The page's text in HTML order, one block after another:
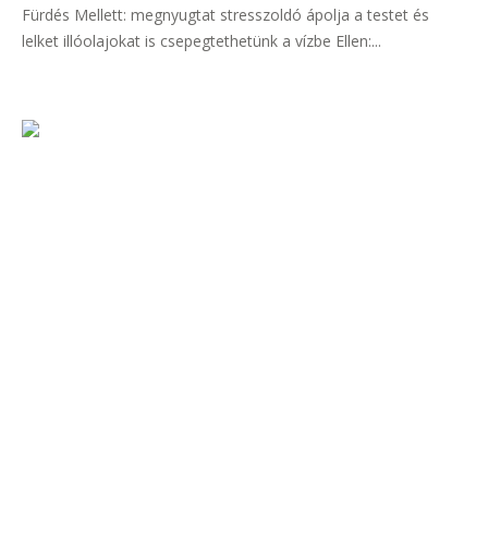
Fürdés Mellett: megnyugtat stresszoldó ápolja a testet és
lelket illóolajokat is csepegtethetünk a vízbe Ellen:...